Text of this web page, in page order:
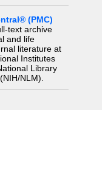
(PMC)
text archive
and life
literature at
Institutes
Library
NLM).